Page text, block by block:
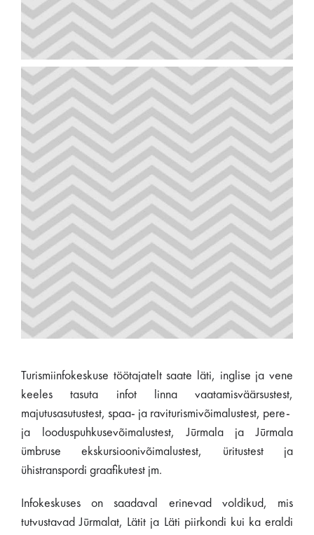
Turismiinfokeskuse töötajatelt saate läti, inglise ja vene
keeles tasuta infot linna vaatamisväärsustest,
majutusasutustest, spaa- ja raviturismivõimalustest, pere-
ja looduspuhkusevõimalustest, Jūrmala ja Jūrmala
ümbruse ekskursioonivõimalustest, üritustest ja
ühistranspordi graafikutest jm.
Infokeskuses on saadaval erinevad voldikud, mis
tutvustavad Jūrmalat, Lätit ja Läti piirkondi kui ka eraldi